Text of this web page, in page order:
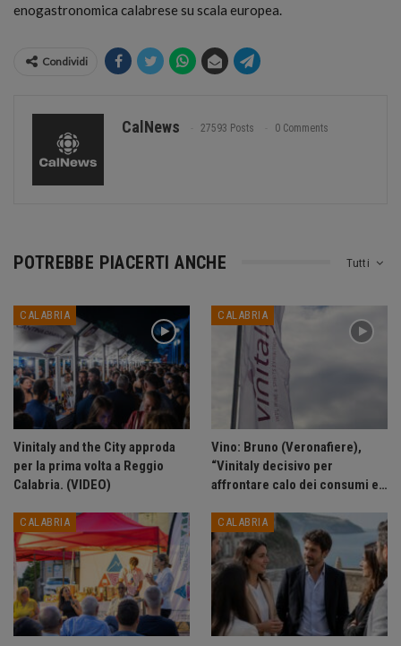
enogastronomica calabrese su scala europea.
Condividi
CalNews 27593 Posts 0 Comments
Tutti
POTREBBE PIACERTI ANCHE
CALABRIA
Vinitaly and the City approda
per la prima volta a Reggio
Calabria. (VIDEO)
CALABRIA
Vino: Bruno (Veronafiere),
“Vinitaly decisivo per
affrontare calo dei consumi e…
CALABRIA CALABRIA